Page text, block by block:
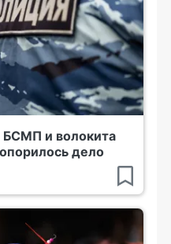
БСМП и волокита
дело